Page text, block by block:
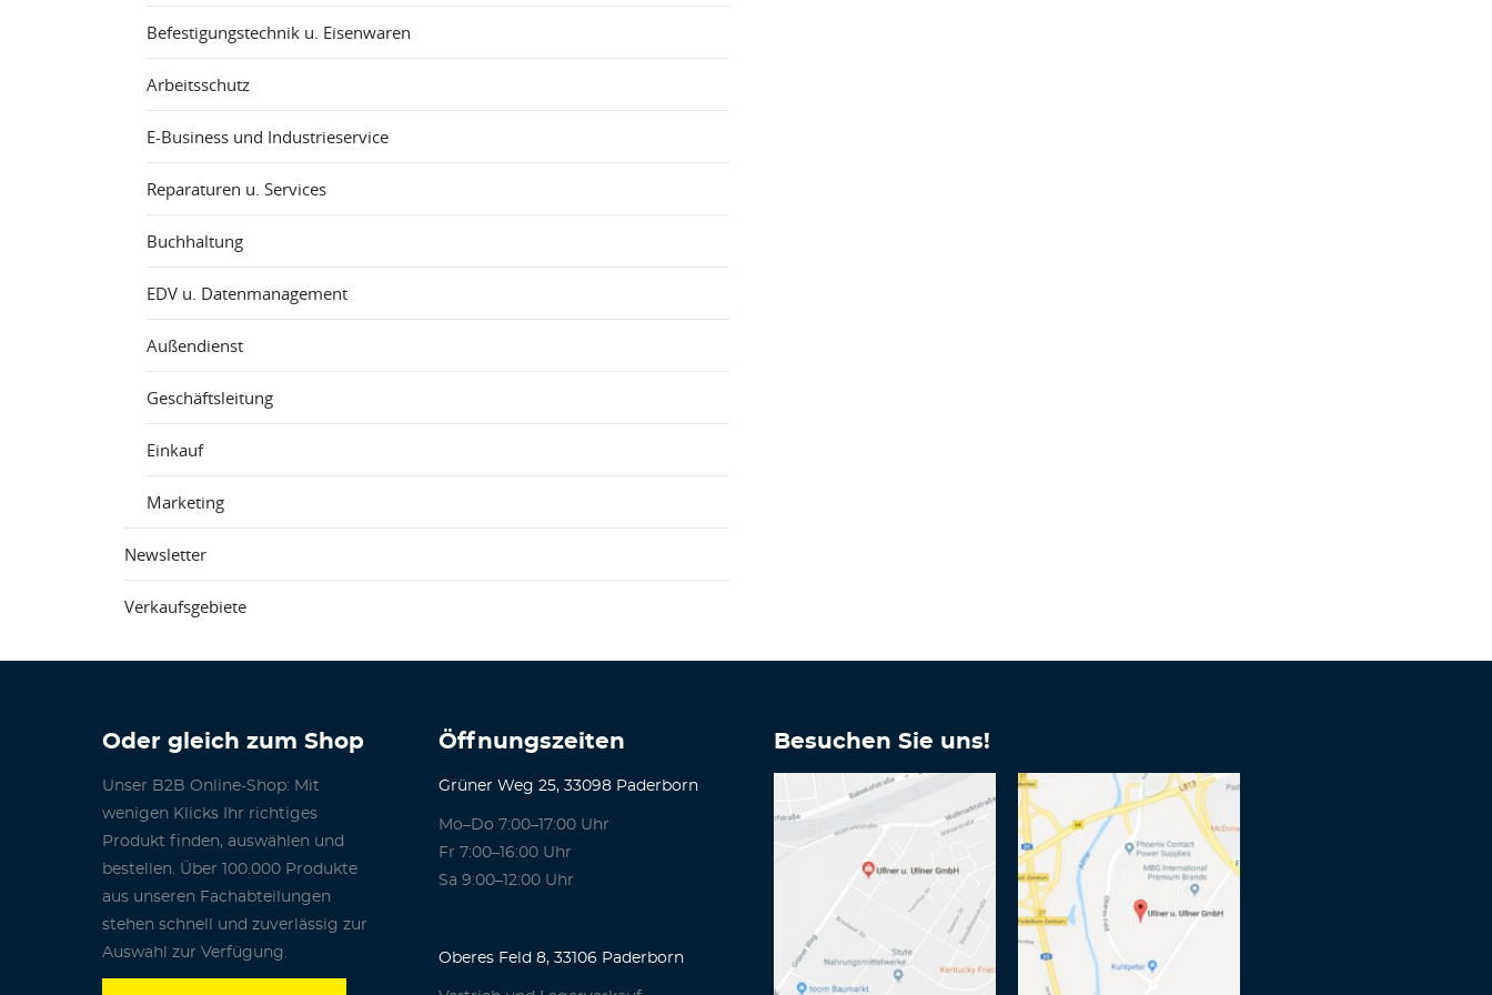
Befestigungstechnik u. Eisenwaren
Arbeitsschutz
E-Business und Industrieservice
Reparaturen u. Services
Buchhaltung
EDV u. Datenmanagement
Außendienst
Geschäftsleitung
Einkauf
Marketing
Newsletter
Verkaufsgebiete
Oder gleich zum Shop
Unser B2B Online-Shop: Mit
wenigen Klicks Ihr richtiges
Produkt finden, auswählen und
bestellen. Über 100.000 Produkte
aus unseren Fachabteilungen
stehen schnell und zuverlässig zur
Auswahl zur Verfügung.
Öffnungszeiten
Grüner Weg 25, 33098 Paderborn
Mo–Do 7:00–17:00 Uhr
Fr 7:00–16:00 Uhr
Sa 9:00–12:00 Uhr
Oberes Feld 8, 33106 Paderborn
Besuchen Sie uns!